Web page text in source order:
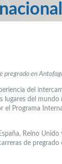
pregrado en
del
lugares del mundo
el Programa
Reino
de pregrado